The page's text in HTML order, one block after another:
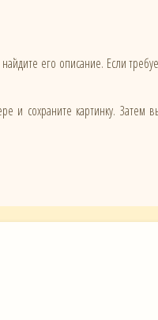
его описание. Если
и сохраните картинку. Затем